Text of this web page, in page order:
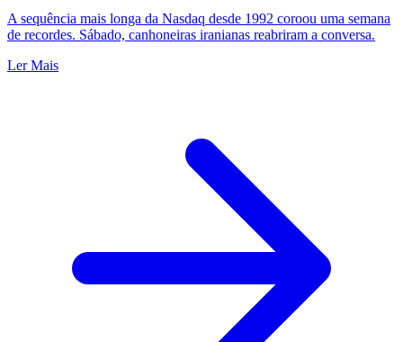
A sequência mais longa da Nasdaq desde 1992 coroou uma semana
de recordes. Sábado, canhoneiras iranianas reabriram a conversa.
Ler Mais